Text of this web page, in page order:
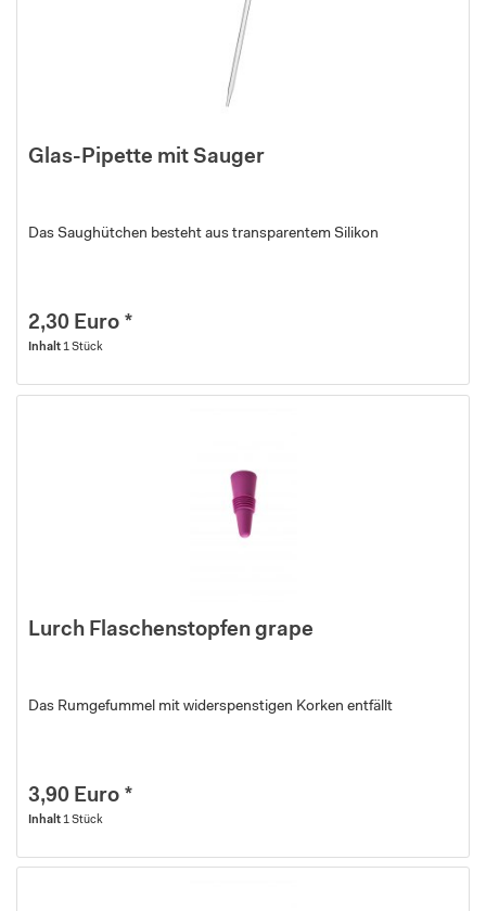
Glas-Pipette mit Sauger
Das Saughütchen besteht aus transparentem Silikon
2,30 Euro *
Inhalt 1 Stück
Lurch Flaschenstopfen grape
Das Rumgefummel mit widerspenstigen Korken entfällt
3,90 Euro *
Inhalt 1 Stück